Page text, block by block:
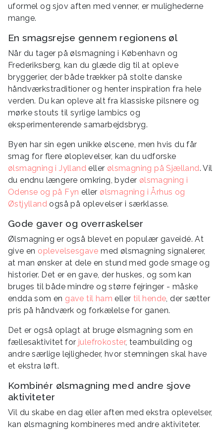
uformel og sjov aften med venner, er mulighederne
mange.
En smagsrejse gennem regionens øl
Når du tager på ølsmagning i København og
Frederiksberg, kan du glæde dig til at opleve
bryggerier, der både trækker på stolte danske
håndværkstraditioner og henter inspiration fra hele
verden. Du kan opleve alt fra klassiske pilsnere og
mørke stouts til syrlige lambics og
eksperimenterende samarbejdsbryg.
Byen har sin egen unikke ølscene, men hvis du får
smag for flere øloplevelser, kan du udforske
ølsmagning i Jylland eller ølsmagning på Sjælland. Vil
du endnu længere omkring, byder ølsmagning i
Odense og på Fyn eller ølsmagning i Århus og
Østjylland også på oplevelser i særklasse.
Gode gaver og overraskelser
Ølsmagning er også blevet en populær gaveidé. At
give en oplevelsesgave med ølsmagning signalerer,
at man ønsker at dele en stund med gode smage og
historier. Det er en gave, der huskes, og som kan
bruges til både mindre og større fejringer - måske
endda som en gave til ham eller til hende, der sætter
pris på håndværk og forkælelse for ganen.
Det er også oplagt at bruge ølsmagning som en
fællesaktivitet for julefrokoster, teambuilding og
andre særlige lejligheder, hvor stemningen skal have
et ekstra løft.
Kombinér ølsmagning med andre sjove
aktiviteter
Vil du skabe en dag eller aften med ekstra oplevelser,
kan ølsmagning kombineres med andre aktiviteter.